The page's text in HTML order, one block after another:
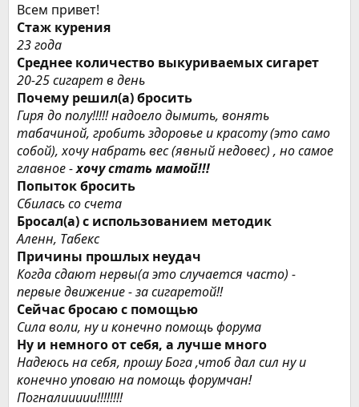
Всем привет!
Стаж курения
23 года
Среднее количество выкуриваемых сигарет
20-25 сигарет в день
Почему решил(а) бросить
Гиря до полу!!!!! надоело дымить, вонять
табачиной, гробить здоровье и красоту (это само
собой), хочу набрать вес (явный недовес) , но самое
главное -хочу стать мамой!!!
Попыток бросить
Сбилась со счета
Бросал(а) с использованием методик
Аленн, Табекс
Причины прошлых неудач
Когда сдают нервы(а это случается часто) -
первые движение - за сигаретой!!
Сейчас бросаю с помощью
Сила воли, ну и конечно помощь форума
Ну и немного от себя, а лучше много
Надеюсь на себя, прошу Бога ,чтоб дал сил ну и
конечно уповаю на помощь форумчан!
Погналиииии!!!!!!!!